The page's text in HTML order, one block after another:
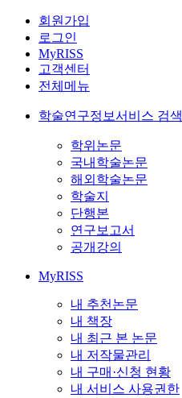
회원가입
로그인
MyRISS
고객센터
전체메뉴
학술연구정보서비스 검색
학위논문
국내학술논문
해외학술논문
학술지
단행본
연구보고서
공개강의
MyRISS
내 추천논문
내 책장
내 최근 본 논문
내 저작물관리
내 구매·신청 현황
내 서비스 사용권한